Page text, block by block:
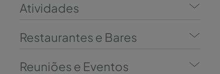
Atividades
Restaurantes e Bares
Reuniões e Eventos